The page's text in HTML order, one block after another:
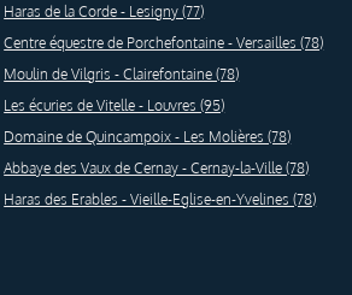
Haras de la Corde - Lesigny (77)
Centre équestre de Porchefontaine - Versailles (78)
Moulin de Vilgris - Clairefontaine (78)
Les écuries de Vitelle - Louvres (95)
Domaine de Quincampoix - Les Molières (78)
Abbaye des Vaux de Cernay - Cernay-la-Ville (78)
Haras des Erables - Vieille-Eglise-en-Yvelines (78)